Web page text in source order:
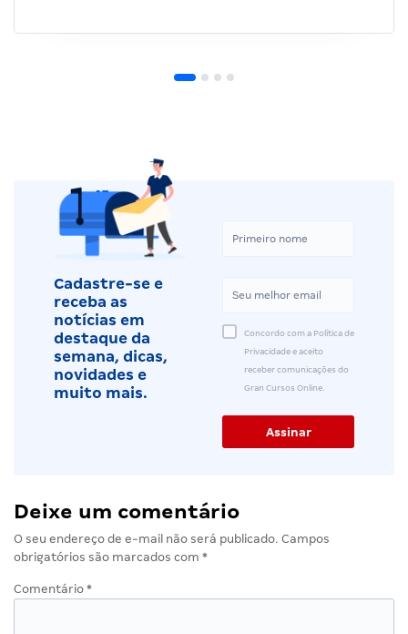
Cadastre-se e
receba as
notícias em
destaque da
semana, dicas,
novidades e
muito mais.
Concordo com a Política de
Privacidade e aceito
receber comunicações do
Gran Cursos Online.
Deixe um comentário
O seu endereço de e-mail não será publicado. Campos
obrigatórios são marcados com *
Comentário *